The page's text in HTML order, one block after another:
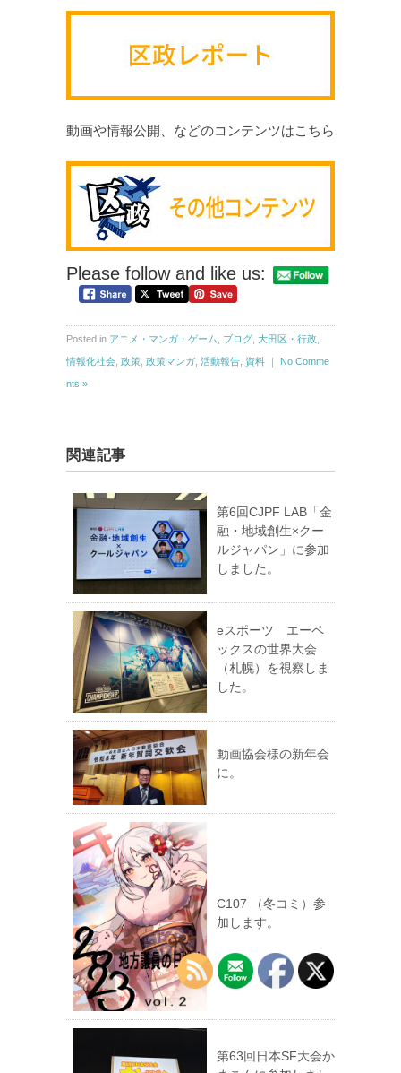
動画や情報公開、などのコンテンツはこちら
Please follow and like us:
Posted in アニメ・マンガ・ゲーム ブログ 大田区・行政
情報化社会 政策 政策マンガ 活動報告 資料 ｜ No Comme
nts »
関連記事
第6回CJPF LAB「金
融・地域創生×クー
ルジャパン」に参加
しました。
eスポーツ エーペ
ックスの世界大会
（札幌）を視察しま
した。
動画協会様の新年会
に。
C107 （冬コミ）参
加します。
第63回日本SF大会か